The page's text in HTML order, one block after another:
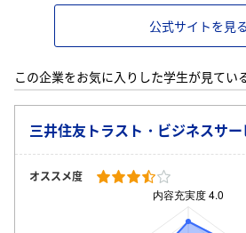
公式サイトを見る
この企業をお気に入りした学生が見てい
三井住友トラスト・ビジネスサー
オススメ度